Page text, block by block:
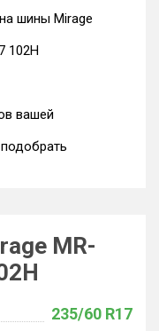
шины Mirage
102H
вашей
MR-
235/60 R17